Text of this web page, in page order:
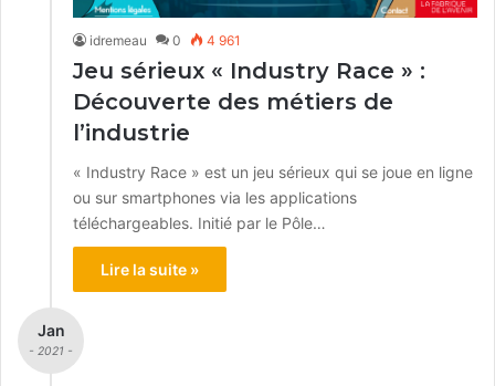
idremeau 0 4 961
Jeu sérieux « Industry Race » :
Découverte des métiers de
l’industrie
« Industry Race » est un jeu sérieux qui se joue en ligne
ou sur smartphones via les applications
téléchargeables. Initié par le Pôle…
Lire la suite »
Jan
- 2021 -